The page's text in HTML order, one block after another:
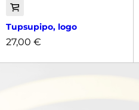
Tupsupipo, logo
27,00 €